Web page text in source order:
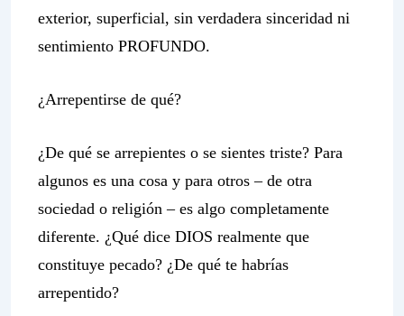
exterior, superficial, sin verdadera sinceridad ni
sentimiento PROFUNDO.
¿Arrepentirse de qué?
¿De qué se arrepientes o se sientes triste? Para
algunos es una cosa y para otros – de otra
sociedad o religión – es algo completamente
diferente. ¿Qué dice DIOS realmente que
constituye pecado? ¿De qué te habrías
arrepentido?